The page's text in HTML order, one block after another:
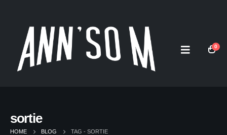
0
sortie
HOME BLOG TAG - SORTIE